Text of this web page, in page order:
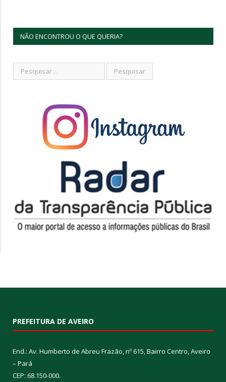
NÃO ENCONTROU O QUE QUERIA?
PREFEITURA DE AVEIRO
End.: Av. Humberto de Abreu Frazão, nº 615, Bairro Centro, Aveiro
– Pará
CEP: 68.150-000.